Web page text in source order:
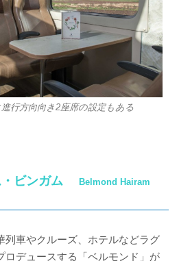
行方向向き2座席の設定もある
・ビンガム
Belmond Hairam
列車やクルーズ、ホテルなどラグ
ロデュースする「ベルモンド」が